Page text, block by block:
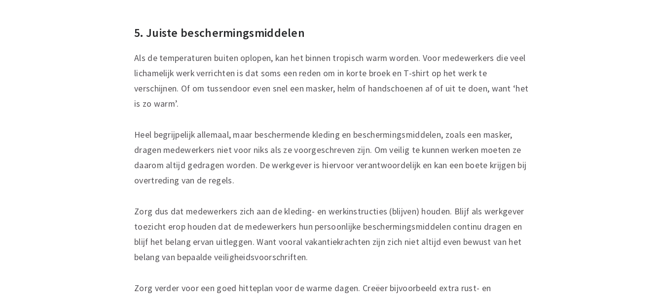
5. Juiste beschermingsmiddelen
Als de temperaturen buiten oplopen, kan het binnen tropisch warm worden. Voor medewerkers die veel
lichamelijk werk verrichten is dat soms een reden om in korte broek en T-shirt op het werk te
verschijnen. Of om tussendoor even snel een masker, helm of handschoenen af of uit te doen, want ‘het
is zo warm’.
Heel begrijpelijk allemaal, maar beschermende kleding en beschermingsmiddelen, zoals een masker,
dragen medewerkers niet voor niks als ze voorgeschreven zijn. Om veilig te kunnen werken moeten ze
daarom altijd gedragen worden. De werkgever is hiervoor verantwoordelijk en kan een boete krijgen bij
overtreding van de regels.
Zorg dus dat medewerkers zich aan de kleding- en werkinstructies (blijven) houden. Blijf als werkgever
toezicht erop houden dat de medewerkers hun persoonlijke beschermingsmiddelen continu dragen en
blijf het belang ervan uitleggen. Want vooral vakantiekrachten zijn zich niet altijd even bewust van het
belang van bepaalde veiligheidsvoorschriften.
Zorg verder voor een goed hitteplan voor de warme dagen. Creëer bijvoorbeeld extra rust- en